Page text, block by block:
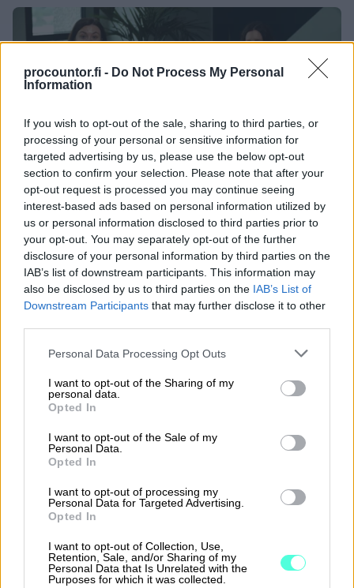
procountor.fi - Do Not Process My Personal
Information
If you wish to opt-out of the sale, sharing to third parties, or
processing of your personal or sensitive information for
targeted advertising by us, please use the below opt-out
section to confirm your selection. Please note that after your
opt-out request is processed you may continue seeing
interest-based ads based on personal information utilized by
us or personal information disclosed to third parties prior to
your opt-out. You may separately opt-out of the further
disclosure of your personal information by third parties on the
IAB’s list of downstream participants. This information may
also be disclosed by us to third parties on the IAB’s List of
Downstream Participants that may further disclose it to other
Please note that this website/app uses one or more Google
not limited to your visit or usage behaviour. You may click to
grant or deny consent to Google and its third-party tags to
use your data for below specified purposes in below Google
consent section.
Personal Data Processing Opt Outs
I want to opt-out of the Sharing of my
personal data.
Opted In
I want to opt-out of the Sale of my
Personal Data.
Opted In
I want to opt-out of processing my
Personal Data for Targeted Advertising.
Opted In
I want to opt-out of Collection, Use,
Retention, Sale, and/or Sharing of my
Personal Data that Is Unrelated with the
Purposes for which it was collected.
Katso videolta, miten Bullet Taloushallinnon
Taina Pelkonen kuvailee kokemuksiaan Pro+ -
projektista. Lue lisää tarjoamistamme
projekteista alta!
Ratkaisut
Procountor
Procountor Solo
Sopimuskone